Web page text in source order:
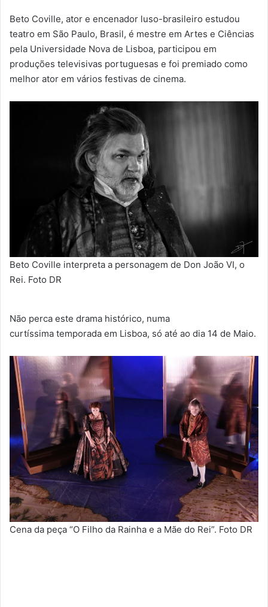
Beto Coville, ator e encenador luso-brasileiro estudou
teatro em São Paulo, Brasil, é mestre em Artes e Ciências
pela Universidade Nova de Lisboa, participou em
produções televisivas portuguesas e foi premiado como
melhor ator em vários festivas de cinema.
Beto Coville interpreta a personagem de Don João VI, o
Rei. Foto DR
Não perca este drama histórico, numa
curtíssima temporada em Lisboa, só até ao dia 14 de Maio.
Cena da peça “O Filho da Rainha e a Mãe do Rei”. Foto DR